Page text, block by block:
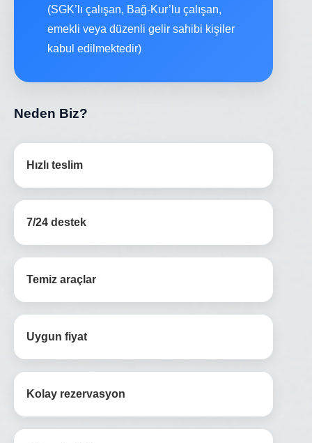
(SGK’lı çalışan, Bağ-Kur’lu çalışan,
emekli veya düzenli gelir sahibi kişiler
kabul edilmektedir)
Neden Biz?
Hızlı teslim
7/24 destek
Temiz araçlar
Uygun fiyat
Kolay rezervasyon